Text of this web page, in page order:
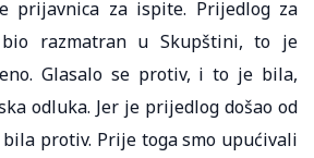
prijavnica za ispite. Prijedlog za
razmatran u Skupštini, to je
Glasalo se protiv, i to je bila,
odluka. Jer je prijedlog došao od
protiv. Prije toga smo upućivali